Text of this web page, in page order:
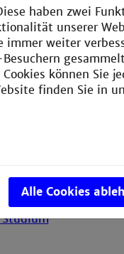
an der HS Mannheim
haben zwei
unserer
immer weiter
können Sie
finden Sie in
Alle Cookies